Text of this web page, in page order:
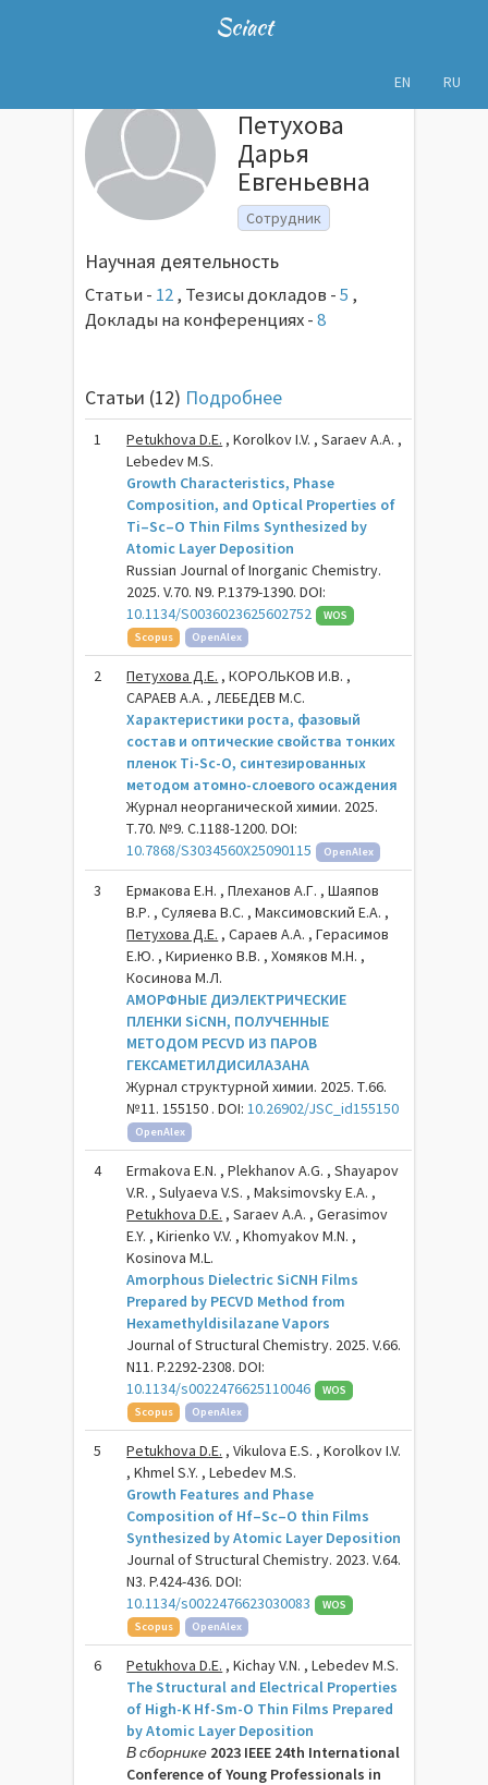
Sciact
EN RU
Петухова
Дарья
Евгеньевна
Сотрудник
Научная деятельность
Статьи - 12, Тезисы докладов -5 ,
Доклады на конференциях -8
Статьи (12) Подробнее
1 Petukhova D.E. , Korolkov I.V. , Saraev A.A. ,
Lebedev M.S.
Growth Characteristics, Phase
Composition, and Optical Properties of
Ti–Sc–O Thin Films Synthesized by
Atomic Layer Deposition
Russian Journal of Inorganic Chemistry.
2025. V.70. N9. P.1379-1390. DOI:
10.1134/S0036023625602752
WOS
Scopus
OpenAlex
2 Петухова Д.Е. , КОРОЛЬКОВ И.В. ,
САРАЕВ А.А. , ЛЕБЕДЕВ М.С.
Характеристики роста, фазовый
состав и оптические свойства тонких
пленок Ti-Sc-O, синтезированных
методом атомно-слоевого осаждения
Журнал неорганической химии. 2025.
Т.70. №9. С.1188-1200. DOI:
10.7868/S3034560X25090115
OpenAlex
3
Ермакова Е.Н. , Плеханов А.Г. , Шаяпов
В.Р. , Суляева В.С. , Максимовский Е.А. ,
Петухова Д.Е. , Сараев А.А. , Герасимов
Е.Ю. , Кириенко В.В. , Хомяков М.Н. ,
Косинова М.Л.
АМОРФНЫЕ ДИЭЛЕКТРИЧЕCКИЕ
ПЛЕНКИ SiCNH, ПОЛУЧЕННЫЕ
МЕТОДОМ PECVD ИЗ ПАРОВ
ГЕКСАМЕТИЛДИСИЛАЗАНА
Журнал структурной химии. 2025. Т.66.
№11. 155150 . DOI:10.26902/JSC_id155150
OpenAlex
4
Ermakova E.N. , Plekhanov A.G. , Shayapov
V.R. , Sulyaeva V.S. , Maksimovsky E.A. ,
Petukhova D.E. , Saraev A.A. , Gerasimov
E.Y. , Kirienko V.V. , Khomyakov M.N. ,
Kosinova M.L.
Amorphous Dielectric SiCNH Films
Prepared by PECVD Method from
Hexamethyldisilazane Vapors
Journal of Structural Chemistry. 2025. V.66.
N11. P.2292-2308. DOI:
10.1134/s0022476625110046
WOS
Scopus
OpenAlex
5 Petukhova D.E. , Vikulova E.S. , Korolkov I.V.
, Khmel S.Y. , Lebedev M.S.
Growth Features and Phase
Composition of Hf–Sc–O thin Films
Synthesized by Atomic Layer Deposition
Journal of Structural Chemistry. 2023. V.64.
N3. P.424-436. DOI:
10.1134/s0022476623030083
WOS
Scopus
OpenAlex
6 Petukhova D.E. , Kichay V.N. , Lebedev M.S.
The Structural and Electrical Properties
of High-K Hf-Sm-O Thin Films Prepared
by Atomic Layer Deposition
В сборнике 2023 IEEE 24th International
Conference of Young Professionals in